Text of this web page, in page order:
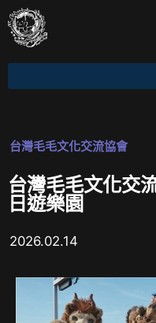
台灣毛毛文化交流協會
台灣毛毛文化交
日遊樂園
2026.02.14